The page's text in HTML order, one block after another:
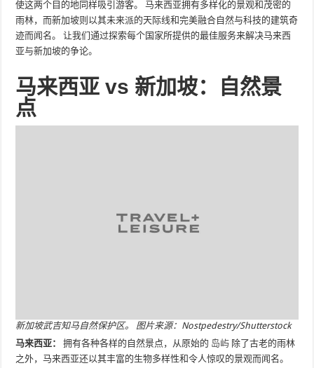
使这两个目的地同样吸引游客。 马来西亚拥有多样化的景观和茂密的
雨林，而新加坡则以其未来派的天际线和完美融合自然与科技的建筑奇
迹而闻名。 让我们通过探索每个国家所提供的最佳服务来解决马来西
亚与新加坡的争论。
马来西亚 vs 新加坡：自然景
点
新加坡武吉知马自然保护区。 图片来源：Nostpedestry/Shutterstock
马来西亚：
拥有各种各样的自然景点，从原始的 岛屿 除了古老的雨林
之外，马来西亚还以其丰富的生物多样性和令人惊叹的景观而闻名。